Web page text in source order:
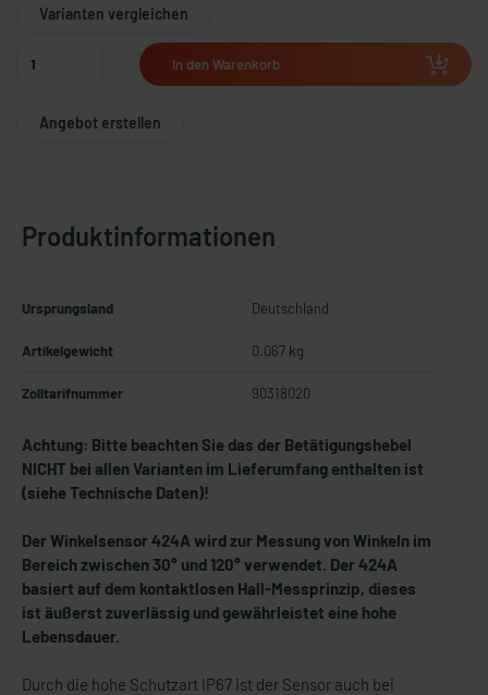
Varianten vergleichen
In den Warenkorb
Angebot erstellen
Produktinformationen
Ursprungsland Deutschland
Artikelgewicht 0.067 kg
Zolltarifnummer 90318020
Achtung: Bitte beachten Sie das der Betätigungshebel
NICHT bei allen Varianten im Lieferumfang enthalten ist
(siehe Technische Daten)!
Der Winkelsensor 424A wird zur Messung von Winkeln im
Bereich zwischen 30° und 120° verwendet. Der 424A
basiert auf dem kontaktlosen Hall-Messprinzip, dieses
ist äußerst zuverlässig und gewährleistet eine hohe
Lebensdauer.
Durch die hohe Schutzart IP67 ist der Sensor auch bei